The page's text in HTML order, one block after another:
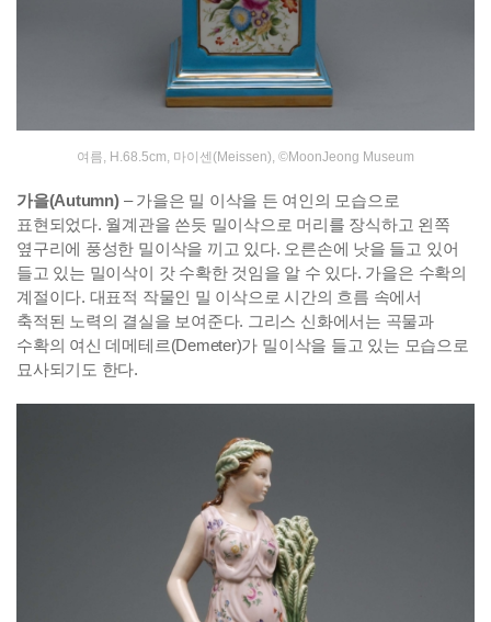
여름, H.68.5cm, 마이센(Meissen), ©MoonJeong Museum
가을(Autumn)– 가을은 밀 이삭을 든 여인의 모습으로
표현되었다. 월계관을 쓴듯 밀이삭으로 머리를 장식하고 왼쪽
옆구리에 풍성한 밀이삭을 끼고 있다. 오른손에 낫을 들고 있어
들고 있는 밀이삭이 갓 수확한 것임을 알 수 있다. 가을은 수확의
계절이다. 대표적 작물인 밀 이삭으로 시간의 흐름 속에서
축적된 노력의 결실을 보여준다. 그리스 신화에서는 곡물과
수확의 여신 데메테르(Demeter)가 밀이삭을 들고 있는 모습으로
묘사되기도 한다.